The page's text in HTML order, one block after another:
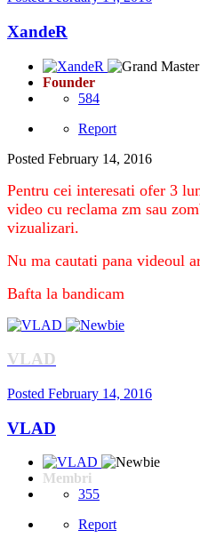
XandeR
Founder
584
Report
Posted February 14, 2016
Pentru cei interesati ofer 3
video cu reclama zm sau
vizualizari.
Nu ma cautati pana videoul
Bafta la bandicam
VLAD
Posted February 14, 2016
VLAD
Membri
355
Report